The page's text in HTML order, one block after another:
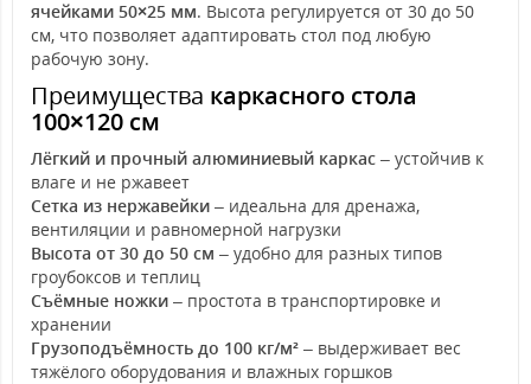
ячейками 50×25 мм. Высота регулируется от 30 до 50
см, что позволяет адаптировать стол под любую
рабочую зону.
Преимущества каркасного стола
100×120 см
Лёгкий и прочный алюминиевый каркас – устойчив к
влаге и не ржавеет
Сетка из нержавейки – идеальна для дренажа,
вентиляции и равномерной нагрузки
Высота от 30 до 50 см – удобно для разных типов
гроубоксов и теплиц
Съёмные ножки – простота в транспортировке и
хранении
Грузоподъёмность до 100 кг/м² – выдерживает вес
тяжёлого оборудования и влажных горшков